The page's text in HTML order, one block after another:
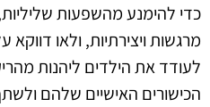
כדי להימנע מהשפעות
מרגשות ויצירתיות, ולאו
לעודד את הילדים ליהנות
הכישורים האישיים שלהם